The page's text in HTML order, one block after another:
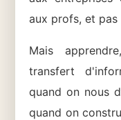
aux profs, et pas
Mais
transfert
quand on nous
quand on